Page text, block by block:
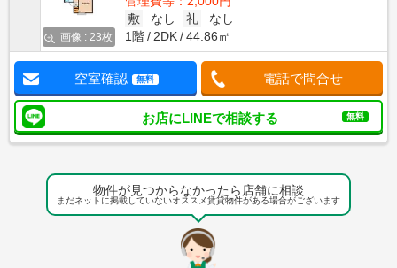
画像 : 23枚
敷
なし 礼
なし
1階
2DK 44.86㎡
空室確認 無料 電話で問合せ
お店にLINEで相談する 無料
物件が見つからなかったら店舗に相談
まだネットに掲載していないオススメ賃貸物件がある場合がございます